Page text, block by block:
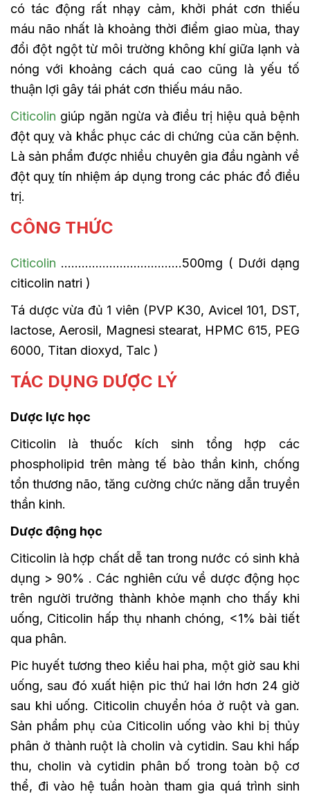
có tác động rất nhạy cảm, khởi phát cơn thiếu
máu não nhất là khoảng thời điểm giao mùa, thay
đổi đột ngột từ môi trường không khí giữa lạnh và
nóng với khoảng cách quá cao cũng là yếu tố
thuận lợi gây tái phát cơn thiếu máu não.
Citicolin giúp ngăn ngừa và điều trị hiệu quả bệnh
đột quỵ và khắc phục các di chứng của căn bệnh.
Là sản phẩm được nhiều chuyên gia đầu ngành về
đột quỵ tín nhiệm áp dụng trong các phác đồ điều
trị.
CÔNG THỨC
Citicolin ……………………………..500mg ( Dưới dạng
citicolin natri )
Tá dược vừa đủ 1 viên (PVP K30, Avicel 101, DST,
lactose, Aerosil, Magnesi stearat, HPMC 615, PEG
6000, Titan dioxyd, Talc )
TÁC DỤNG DƯỢC LÝ
Dược lực học
Citicolin là thuốc kích sinh tổng hợp các
phospholipid trên màng tế bào thần kinh, chống
tổn thương não, tăng cường chức năng dẫn truyền
thần kinh.
Dược động học
Citicolin là hợp chất dễ tan trong nước có sinh khả
dụng > 90% . Các nghiên cứu về dược động học
trên người trưởng thành khỏe mạnh cho thấy khi
uống, Citicolin hấp thụ nhanh chóng, <1% bài tiết
qua phân.
Pic huyết tương theo kiểu hai pha, một giờ sau khi
uống, sau đó xuất hiện pic thứ hai lớn hơn 24 giờ
sau khi uống. Citicolin chuyển hóa ở ruột và gan.
Sản phẩm phụ của Citicolin uống vào khi bị thủy
phân ở thành ruột là cholin và cytidin. Sau khi hấp
thu, cholin và cytidin phân bố trong toàn bộ cơ
thể, đi vào hệ tuần hoàn tham gia quá trình sinh